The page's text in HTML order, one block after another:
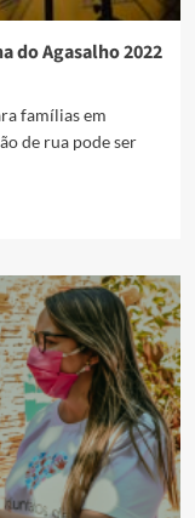
do Agasalho 2022
famílias em
de rua pode ser